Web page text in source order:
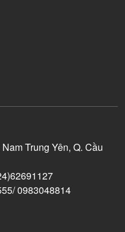
Trung Yên, Q. Cầu
0983048814